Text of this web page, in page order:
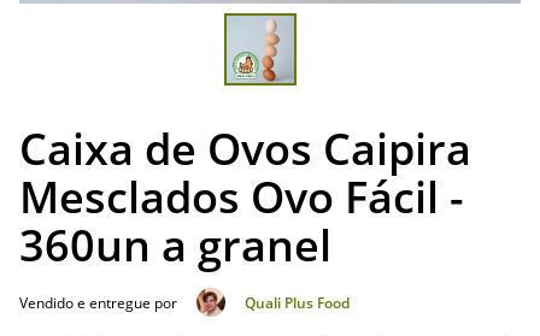
Caixa de Ovos Caipira
Mesclados Ovo Fácil -
360un a granel
Vendido e entregue por Quali Plus Food